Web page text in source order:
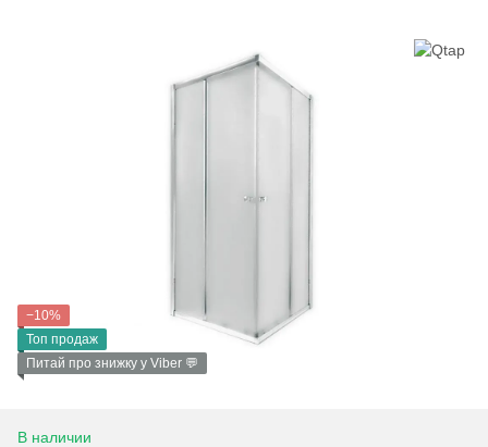
−10%
Топ продаж
Питай про знижку у Viber 💬
В наличии